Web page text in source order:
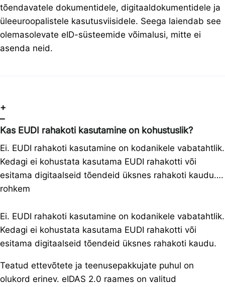
tõendavatele dokumentidele, digitaaldokumentidele ja
üleeuroopalistele kasutusviisidele. Seega laiendab see
olemasolevate eID-süsteemide võimalusi, mitte ei
asenda neid.
+
–
Kas EUDI rahakoti kasutamine on kohustuslik?
Ei. EUDI rahakoti kasutamine on kodanikele vabatahtlik.
Kedagi ei kohustata kasutama EUDI rahakotti või
esitama digitaalseid tõendeid üksnes rahakoti kaudu….
rohkem
Ei. EUDI rahakoti kasutamine on kodanikele vabatahtlik.
Kedagi ei kohustata kasutama EUDI rahakotti või
esitama digitaalseid tõendeid üksnes rahakoti kaudu.
Teatud ettevõtete ja teenusepakkujate puhul on
olukord erinev. eIDAS 2.0 raames on valitud